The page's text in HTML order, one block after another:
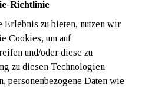
Richtlinie
Erlebnis zu bieten, nutzen wir
Cookies, um auf
und/oder diese zu
zu diesen Technologien
personenbezogene Daten wie
| Ref: 720